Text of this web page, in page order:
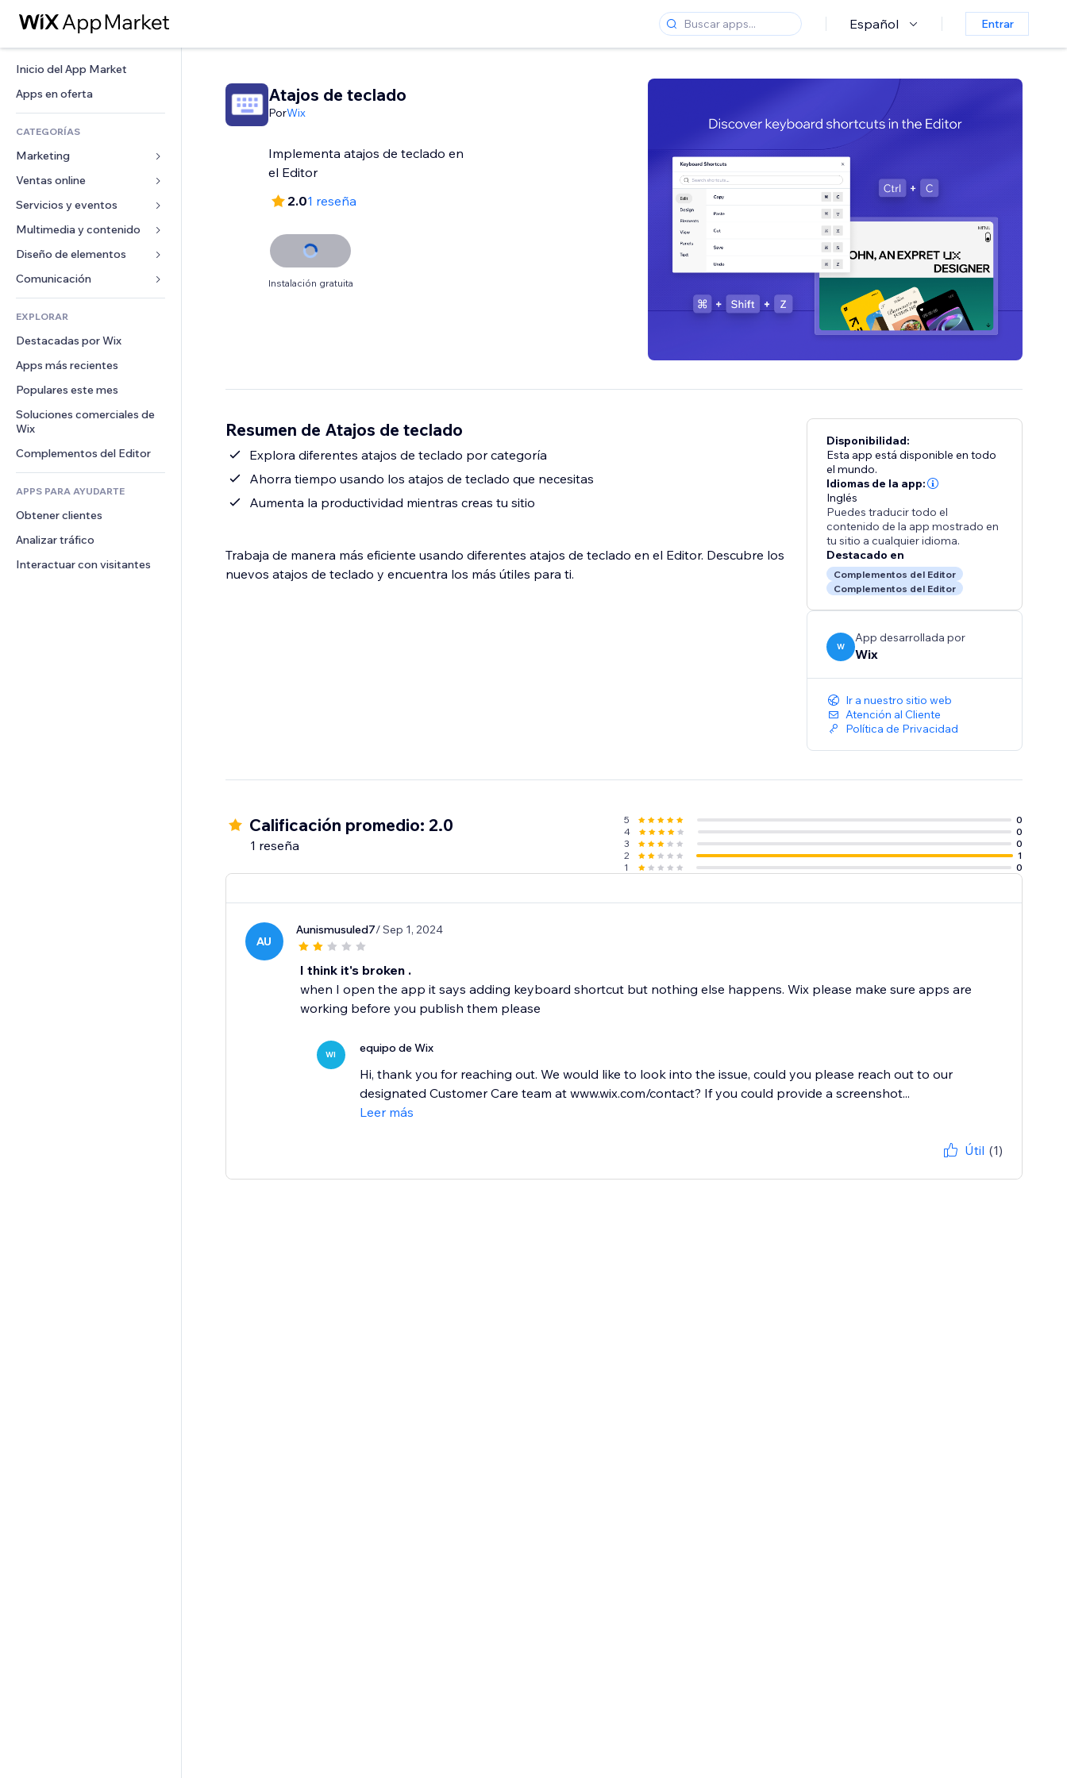
Español Entrar
Inicio del App Market
Apps en oferta
CATEGORÍAS
Marketing
Anuncios
Móvil
Analíticas
Anuncios del sitio
Email
Ventas online
Apps para tiendas
Envíos y entregas
Botones de venta
Contabilidad
Cupones y fidelización
Almacenamiento de mercancía
Crowdfunding
Alimentos y bebidas
Servicios y eventos
Hoteles
Eventos
Restaurantes
Inmobiliarias
Reservas
Multimedia y contenido
Galerías
Música
Pódcast
Fotografía
Video
PDF
Compartir archivos
Noticias
Servicios de contenido
Efectos de texto
Diseño de elementos
Mapas y navegación
Privacidad y seguridad
Reloj
Plantillas para páginas
Efectos de imágenes
Botones y menús
Banners e insignias
Calculadoras
Buscar
Formularios
Encuestas
Chat
Comentarios
Teléfono
Comunidad
Reseñas y testimonios
EXPLORAR
Destacadas por Wix
Apps más recientes
Populares este mes
Soluciones comerciales de
Wix
Complementos del Editor
APPS PARA AYUDARTE
Obtener clientes
Analizar tráfico
Interactuar con visitantes
Atajos de teclado
PorWix
Implementa atajos de teclado en
el Editor
2.01 reseña
Instalación gratuita
Resumen de Atajos de teclado
Explora diferentes atajos de teclado por categoría
Ahorra tiempo usando los atajos de teclado que necesitas
Aumenta la productividad mientras creas tu sitio
Trabaja de manera más eficiente usando diferentes atajos de teclado en el Editor. Descubre los
nuevos atajos de teclado y encuentra los más útiles para ti.
Disponibilidad:
Esta app está disponible en todo
el mundo.
Idiomas de la app:
Inglés
Puedes traducir todo el
contenido de la app mostrado en
tu sitio a cualquier idioma.
Destacado en
Complementos del Editor
Complementos del Editor
W
App desarrollada por
Wix
Ir a nuestro sitio web
Atención al Cliente
Política de Privacidad
Calificación promedio: 2.0
1 reseña
5
0
4
0
3
0
2
1
1
0
AU
Aunismusuled7/ Sep 1, 2024
I think it's broken .
when I open the app it says adding keyboard shortcut but nothing else happens. Wix please make sure apps are
working before you publish them please
WI equipo de Wix
Hi, thank you for reaching out. We would like to look into the issue, could you please reach out to our
designated Customer Care team at www.wix.com/contact? If you could provide a screenshot...
Leer más
Útil (1)